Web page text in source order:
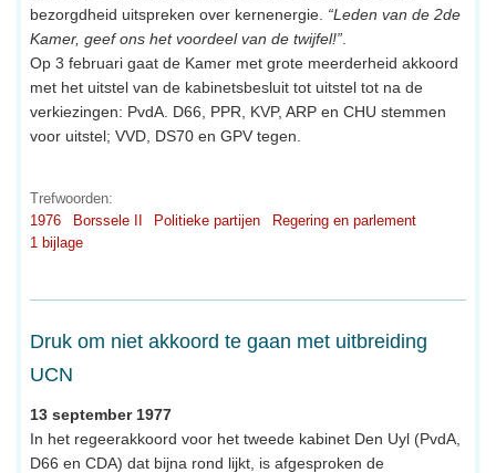
bezorgdheid uitspreken over kernenergie. “Leden van de 2de
Kamer, geef ons het voordeel van de twijfel!”
Op 3 februari gaat de Kamer met grote meerderheid akkoord
met het uitstel van de kabinetsbesluit tot uitstel tot na de
verkiezingen: PvdA. D66, PPR, KVP, ARP en CHU stemmen
voor uitstel; VVD, DS70 en GPV tegen.
Trefwoorden:
1976
Borssele II Politieke partijen
Regering en parlement
1 bijlage
Druk om niet akkoord te gaan met uitbreiding
UCN
13 september 1977
In het regeerakkoord voor het tweede kabinet Den Uyl (PvdA,
D66 en CDA) dat bijna rond lijkt, is afgesproken de